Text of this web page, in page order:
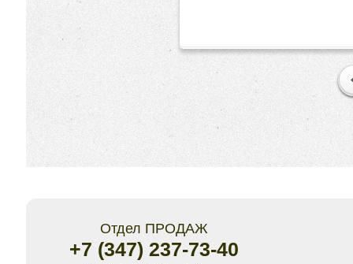
Отдел ПРОДАЖ
+7 (347) 237-73-40